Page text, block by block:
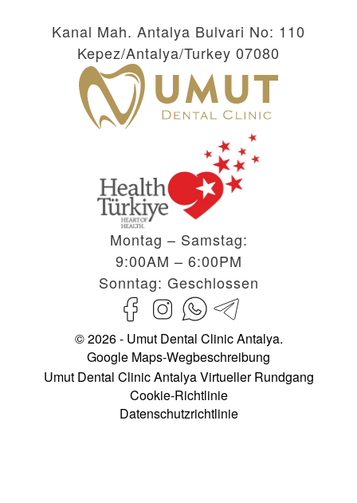
Kanal Mah. Antalya Bulvari No: 110
Kepez/Antalya/Turkey 07080
Montag – Samstag:
9:00AM – 6:00PM
Sonntag: Geschlossen
© 2026 - Umut Dental Clinic Antalya.
Google Maps-Wegbeschreibung
Umut Dental Clinic Antalya Virtueller Rundgang
Cookie-Richtlinie
Datenschutzrichtlinie